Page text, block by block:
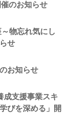
のお知らせ
物忘れ気にし
せ
お知らせ
成支援事業スキ
びを深める」開